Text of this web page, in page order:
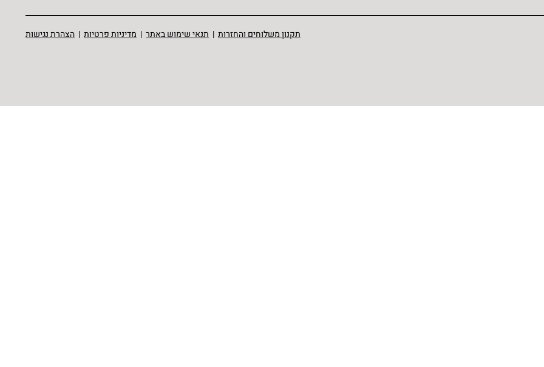
תקנון משלוחים והחזרות | תנאי שימוש באתר | מדיניות פרטיות | הצהרת נגישות